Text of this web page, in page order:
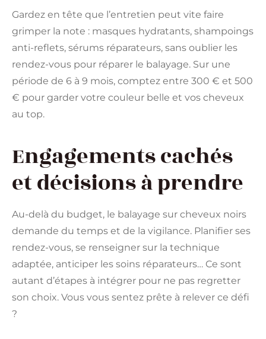
Gardez en tête que l’entretien peut vite faire
grimper la note : masques hydratants, shampoings
anti-reflets, sérums réparateurs, sans oublier les
rendez-vous pour réparer le balayage. Sur une
période de 6 à 9 mois, comptez entre 300 € et 500
€ pour garder votre couleur belle et vos cheveux
au top.
Engagements cachés
et décisions à prendre
Au-delà du budget, le balayage sur cheveux noirs
demande du temps et de la vigilance. Planifier ses
rendez-vous, se renseigner sur la technique
adaptée, anticiper les soins réparateurs… Ce sont
autant d’étapes à intégrer pour ne pas regretter
son choix. Vous vous sentez prête à relever ce défi
?